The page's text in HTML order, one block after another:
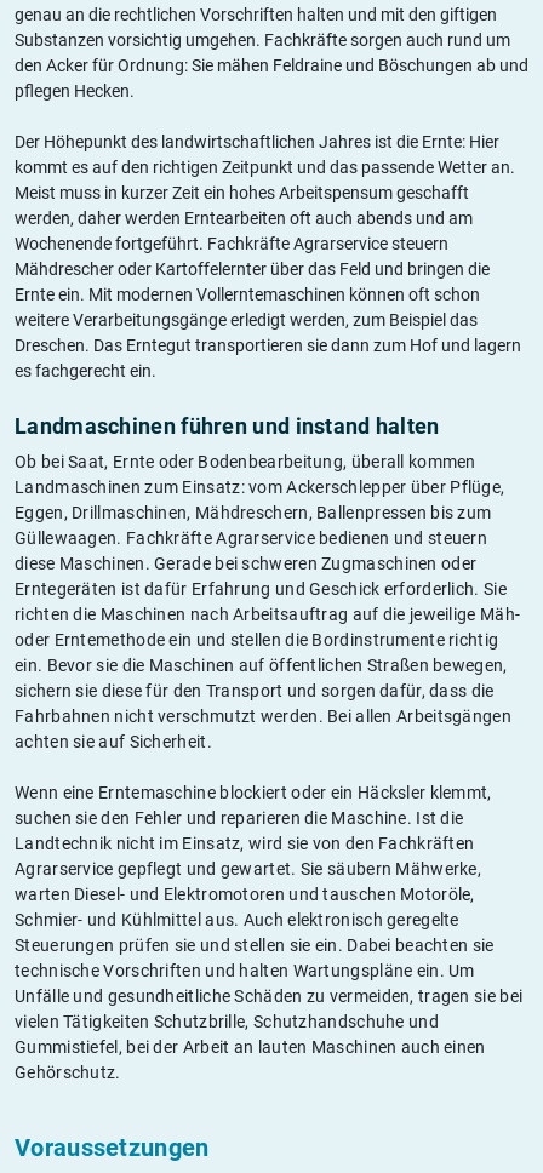
genau an die rechtlichen Vorschriften halten und mit den giftigen
Substanzen vorsichtig umgehen. Fachkräfte sorgen auch rund um
den Acker für Ordnung: Sie mähen Feldraine und Böschungen ab und
pflegen Hecken.
Der Höhepunkt des landwirtschaftlichen Jahres ist die Ernte: Hier
kommt es auf den richtigen Zeitpunkt und das passende Wetter an.
Meist muss in kurzer Zeit ein hohes Arbeitspensum geschafft
werden, daher werden Erntearbeiten oft auch abends und am
Wochenende fortgeführt. Fachkräfte Agrarservice steuern
Mähdrescher oder Kartoffelernter über das Feld und bringen die
Ernte ein. Mit modernen Vollerntemaschinen können oft schon
weitere Verarbeitungsgänge erledigt werden, zum Beispiel das
Dreschen. Das Erntegut transportieren sie dann zum Hof und lagern
es fachgerecht ein.
Landmaschinen führen und instand halten
Ob bei Saat, Ernte oder Bodenbearbeitung, überall kommen
Landmaschinen zum Einsatz: vom Ackerschlepper über Pflüge,
Eggen, Drillmaschinen, Mähdreschern, Ballenpressen bis zum
Güllewaagen. Fachkräfte Agrarservice bedienen und steuern
diese Maschinen. Gerade bei schweren Zugmaschinen oder
Erntegeräten ist dafür Erfahrung und Geschick erforderlich. Sie
richten die Maschinen nach Arbeitsauftrag auf die jeweilige Mäh-
oder Erntemethode ein und stellen die Bordinstrumente richtig
ein. Bevor sie die Maschinen auf öffentlichen Straßen bewegen,
sichern sie diese für den Transport und sorgen dafür, dass die
Fahrbahnen nicht verschmutzt werden. Bei allen Arbeitsgängen
achten sie auf Sicherheit.
Wenn eine Erntemaschine blockiert oder ein Häcksler klemmt,
suchen sie den Fehler und reparieren die Maschine. Ist die
Landtechnik nicht im Einsatz, wird sie von den Fachkräften
Agrarservice gepflegt und gewartet. Sie säubern Mähwerke,
warten Diesel- und Elektromotoren und tauschen Motoröle,
Schmier- und Kühlmittel aus. Auch elektronisch geregelte
Steuerungen prüfen sie und stellen sie ein. Dabei beachten sie
technische Vorschriften und halten Wartungspläne ein. Um
Unfälle und gesundheitliche Schäden zu vermeiden, tragen sie bei
vielen Tätigkeiten Schutzbrille, Schutzhandschuhe und
Gummistiefel, bei der Arbeit an lauten Maschinen auch einen
Gehörschutz.
Voraussetzungen